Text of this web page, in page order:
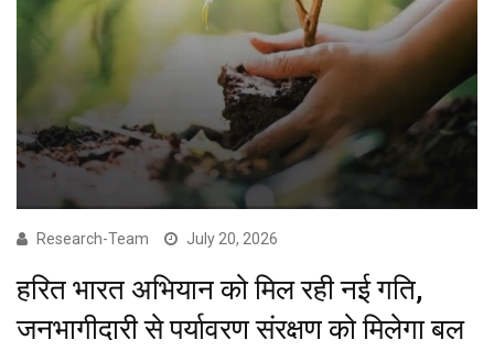
Research-Team July 20, 2026
हरित भारत अभियान को मिल रही नई गति,
जनभागीदारी से पर्यावरण संरक्षण को मिलेगा बल